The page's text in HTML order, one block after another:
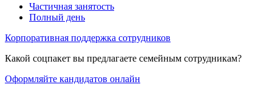
Частичная занятость
Полный день
Корпоративная поддержка сотрудников
Какой соцпакет вы предлагаете семейным сотрудникам?
Оформляйте кандидатов онлайн